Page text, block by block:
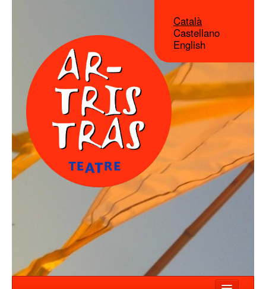
Català
Castellano
English